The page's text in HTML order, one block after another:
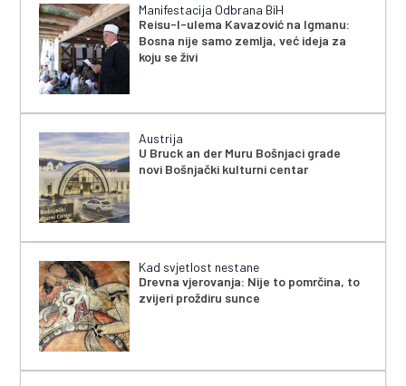
Manifestacija Odbrana BiH
Reisu-l-ulema Kavazović na Igmanu:
Bosna nije samo zemlja, već ideja za
koju se živi
Austrija
U Bruck an der Muru Bošnjaci grade
novi Bošnjački kulturni centar
Kad svjetlost nestane
Drevna vjerovanja: Nije to pomrčina, to
zvijeri proždiru sunce